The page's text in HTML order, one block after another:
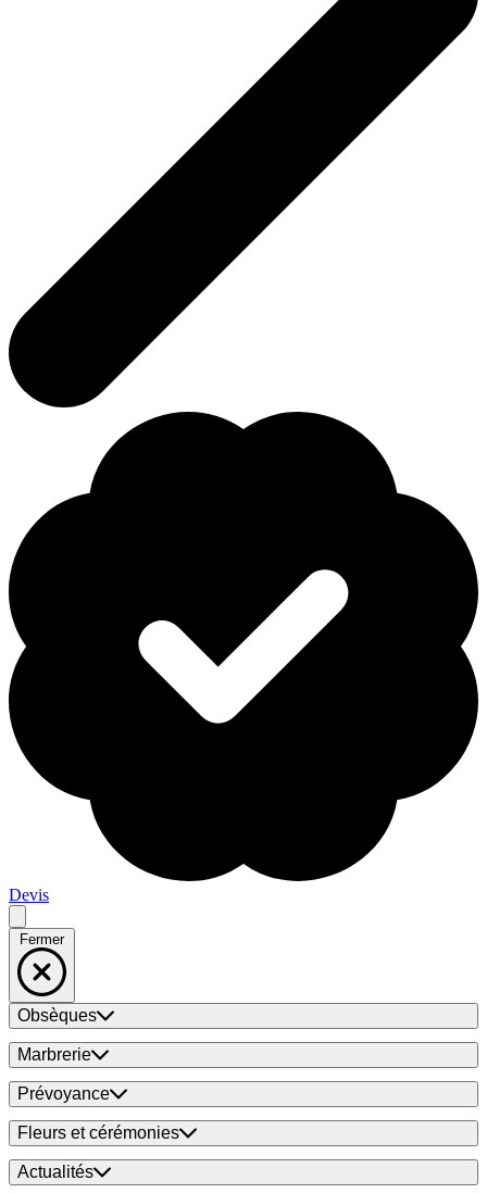
Devis
Fermer
Obsèques
Marbrerie
Prévoyance
Fleurs et cérémonies
Actualités